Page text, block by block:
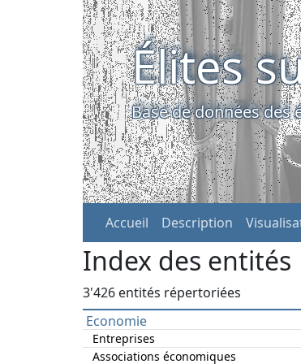
Élites
Base de données des
Accueil Description
Index des entités
3'426 entités répertoriées
Economie
Entreprises
Associations économiques